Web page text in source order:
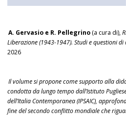
A. Gervasio e R. Pellegrino (a cura di),
Liberazione (1943-1947). Studi e questioni
2026
Il volume si propone come supporto alla
condotta da lungo tempo dall’Istituto
dell’Italia Contemporanea (IPSAIC),
fine del secondo conflitto mondiale che